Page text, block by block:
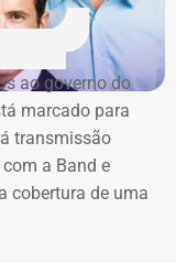
Prefeitura de
dias o contrato
fim
Na ocasião, a
dos
que
ao ⁠governo do
marcado para
transmissão
a Band e
cobertura de uma